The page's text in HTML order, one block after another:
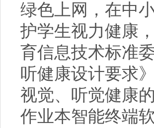
绿色上网，在中
护学生视力健康
育信息技术标准
听健康设计要求
视觉、听觉健康
作业本智能终端